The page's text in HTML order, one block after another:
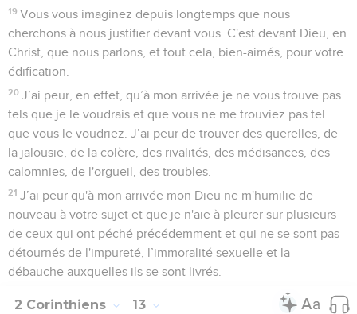
19 Vous vous imaginez depuis longtemps que nous
cherchons à nous justifier devant vous. C'est devant Dieu, en
Christ, que nous parlons, et tout cela, bien-aimés, pour votre
édification.
20 J’ai peur, en effet, qu’à mon arrivée je ne vous trouve pas
tels que je le voudrais et que vous ne me trouviez pas tel
que vous le voudriez. J’ai peur de trouver des querelles, de
la jalousie, de la colère, des rivalités, des médisances, des
calomnies, de l'orgueil, des troubles.
21 J’ai peur qu'à mon arrivée mon Dieu ne m'humilie de
nouveau à votre sujet et que je n'aie à pleurer sur plusieurs
de ceux qui ont péché précédemment et qui ne se sont pas
détournés de l'impureté, l’immoralité sexuelle et la
débauche auxquelles ils se sont livrés.
2 Corinthiens 13